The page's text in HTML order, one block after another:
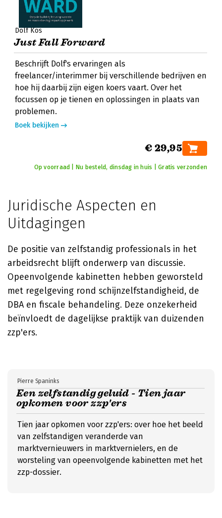
Dolf Kos
Just Fall Forward
Beschrijft Dolf's ervaringen als
freelancer/interimmer bij verschillende bedrijven en
hoe hij daarbij zijn eigen koers vaart. Over het
focussen op je tienen en oplossingen in plaats van
problemen.
Boek bekijken
€ 29,95
Op voorraad | Nu besteld, dinsdag in huis | Gratis verzonden
Juridische Aspecten en
Uitdagingen
De positie van zelfstandig professionals in het
arbeidsrecht blijft onderwerp van discussie.
Opeenvolgende kabinetten hebben geworsteld
met regelgeving rond schijnzelfstandigheid, de
DBA en fiscale behandeling. Deze onzekerheid
beïnvloedt de dagelijkse praktijk van duizenden
zzp'ers.
Een zelfstandig geluid - Tien jaar
opkomen voor zzp'ers
Pierre Spaninks
Tien jaar opkomen voor zzp'ers: over hoe het beeld
van zelfstandigen veranderde van
marktvernieuwers in marktvernielers, en de
worsteling van opeenvolgende kabinetten met het
zzp-dossier.